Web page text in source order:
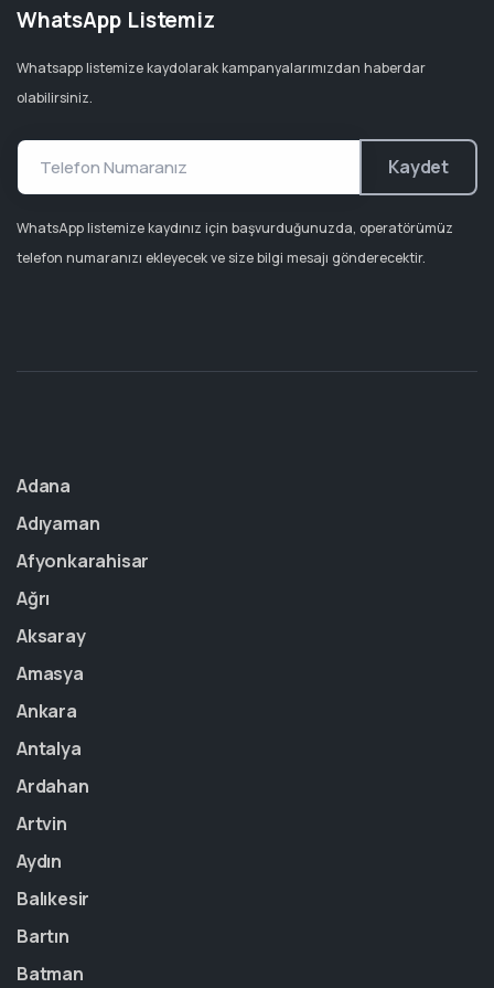
WhatsApp Listemiz
Whatsapp listemize kaydolarak kampanyalarımızdan haberdar
olabilirsiniz.
Kaydet
WhatsApp listemize kaydınız için başvurduğunuzda, operatörümüz
telefon numaranızı ekleyecek ve size bilgi mesajı gönderecektir.
Adana
Adıyaman
Afyonkarahisar
Ağrı
Aksaray
Amasya
Ankara
Antalya
Ardahan
Artvin
Aydın
Balıkesir
Bartın
Batman